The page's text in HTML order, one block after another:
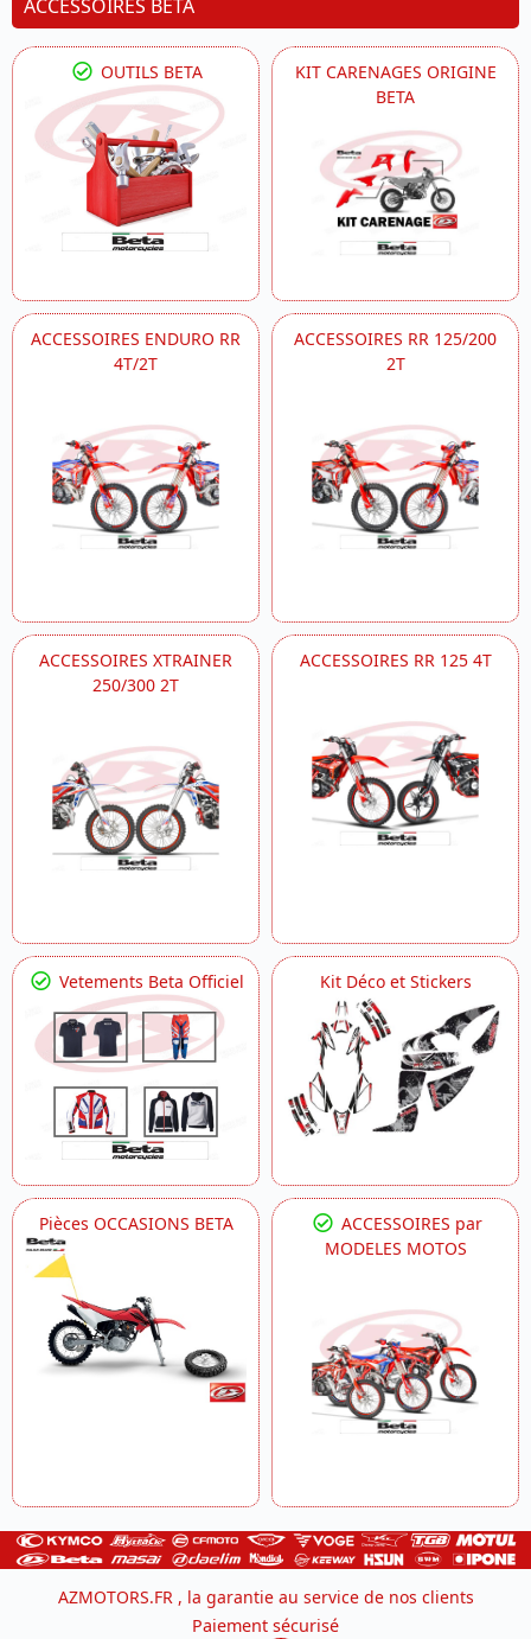
ACCESSOIRES BETA
OUTILS BETA
KIT CARENAGES ORIGINE
BETA
ACCESSOIRES ENDURO RR
4T/2T
ACCESSOIRES RR 125/200
2T
ACCESSOIRES XTRAINER
250/300 2T
ACCESSOIRES RR 125 4T
Vetements Beta Officiel Kit Déco et Stickers
Pièces OCCASIONS BETA
ACCESSOIRES par
MODELES MOTOS
AZMOTORS.FR , la garantie au service de nos clients
Paiement sécurisé